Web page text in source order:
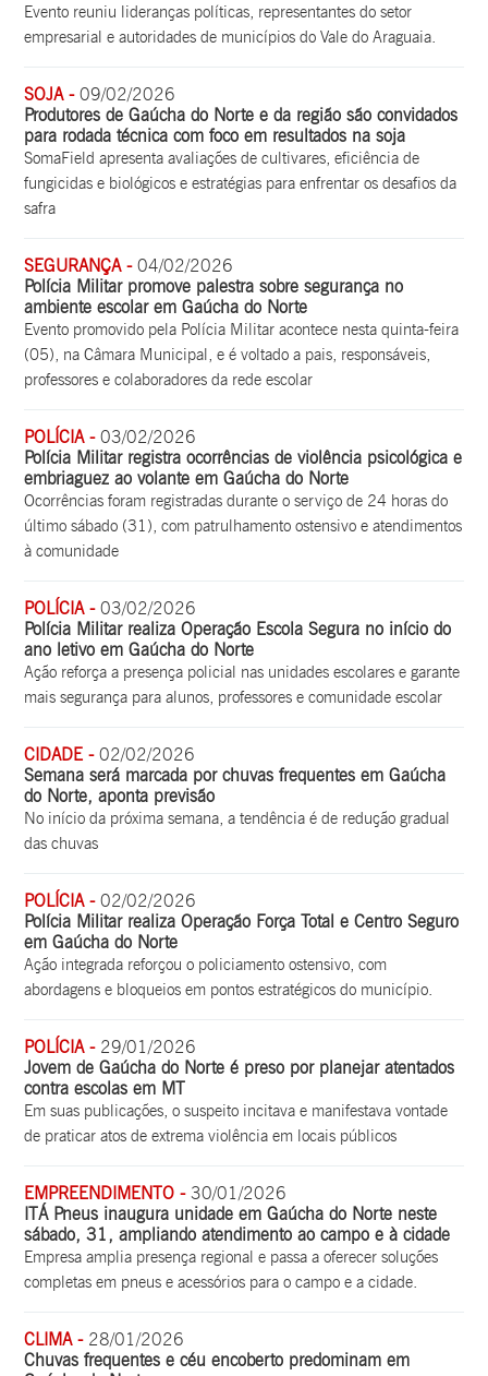
Evento reuniu lideranças políticas, representantes do setor
empresarial e autoridades de municípios do Vale do Araguaia.
SOJA -09/02/2026
Produtores de Gaúcha do Norte e da região são convidados
para rodada técnica com foco em resultados na soja
SomaField apresenta avaliações de cultivares, eficiência de
fungicidas e biológicos e estratégias para enfrentar os desafios da
safra
SEGURANÇA -04/02/2026
Polícia Militar promove palestra sobre segurança no
ambiente escolar em Gaúcha do Norte
Evento promovido pela Polícia Militar acontece nesta quinta-feira
(05), na Câmara Municipal, e é voltado a pais, responsáveis,
professores e colaboradores da rede escolar
POLÍCIA -03/02/2026
Polícia Militar registra ocorrências de violência psicológica e
embriaguez ao volante em Gaúcha do Norte
Ocorrências foram registradas durante o serviço de 24 horas do
último sábado (31), com patrulhamento ostensivo e atendimentos
à comunidade
POLÍCIA -03/02/2026
Polícia Militar realiza Operação Escola Segura no início do
ano letivo em Gaúcha do Norte
Ação reforça a presença policial nas unidades escolares e garante
mais segurança para alunos, professores e comunidade escolar
CIDADE -02/02/2026
Semana será marcada por chuvas frequentes em Gaúcha
do Norte, aponta previsão
No início da próxima semana, a tendência é de redução gradual
das chuvas
POLÍCIA -02/02/2026
Polícia Militar realiza Operação Força Total e Centro Seguro
em Gaúcha do Norte
Ação integrada reforçou o policiamento ostensivo, com
abordagens e bloqueios em pontos estratégicos do município.
POLÍCIA - 29/01/2026
Jovem de Gaúcha do Norte é preso por planejar atentados
contra escolas em MT
Em suas publicações, o suspeito incitava e manifestava vontade
de praticar atos de extrema violência em locais públicos
EMPREENDIMENTO -30/01/2026
ITÁ Pneus inaugura unidade em Gaúcha do Norte neste
sábado, 31, ampliando atendimento ao campo e à cidade
Empresa amplia presença regional e passa a oferecer soluções
completas em pneus e acessórios para o campo e a cidade.
CLIMA - 28/01/2026
Chuvas frequentes e céu encoberto predominam em